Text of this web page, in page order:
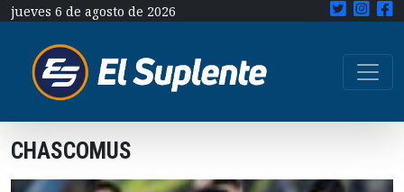
jueves 6 de agosto de 2026
CHASCOMUS